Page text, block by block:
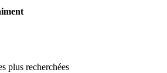
plus recherchées